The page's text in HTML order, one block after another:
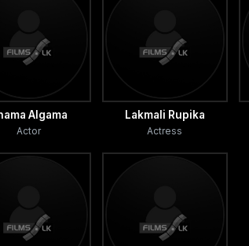
Algama
Actor
Lakmali Rupika
Actress